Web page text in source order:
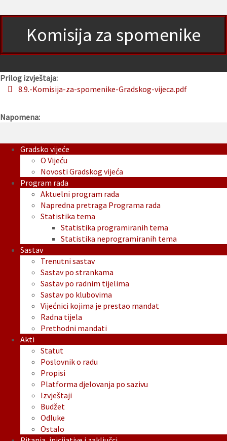
Komisija za spomenike
Prilog izvještaja:
8.9.-Komisija-za-spomenike-Gradskog-vijeca.pdf
Napomena:
Gradsko vijeće
O Vijeću
Novosti Gradskog vijeća
Program rada
Aktuelni program rada
Napredna pretraga Programa rada
Statistika tema
Statistika programiranih tema
Statistika neprogramiranih tema
Sastav
Trenutni sastav
Sastav po strankama
Sastav po radnim tijelima
Sastav po klubovima
Vijećnici kojima je prestao mandat
Radna tijela
Prethodni mandati
Akti
Statut
Poslovnik o radu
Propisi
Platforma djelovanja po sazivu
Izvještaji
Budžet
Odluke
Ostalo